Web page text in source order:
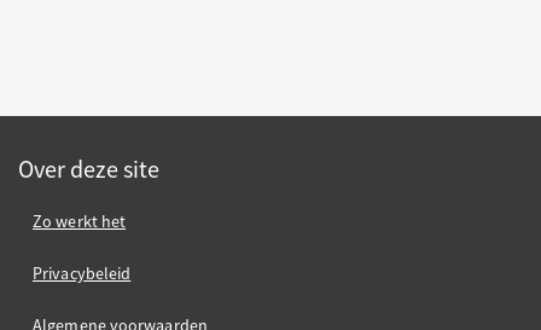
Over deze site
Zo werkt het
Privacybeleid
Algemene voorwaarden